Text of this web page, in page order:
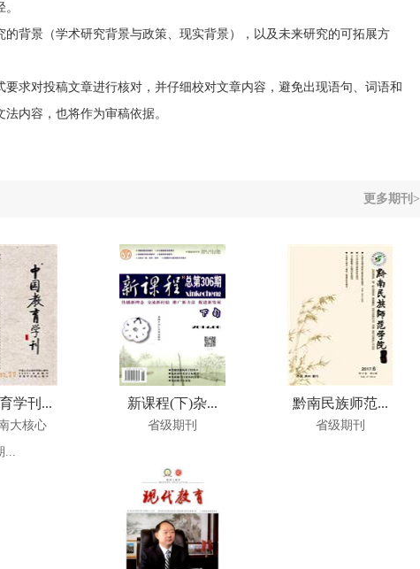
背景（学术研究背景与政策、现实背景），以及未来研究的可拓展方
求对投稿文章进行核对，并仔细校对文章内容，避免出现语句、词语和
内容，也将作为审稿依据。
更多期刊>
学刊...
大核心
...
新课程(下)杂...
省级期刊
黔南民族师范...
省级期刊